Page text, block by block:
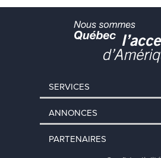
SERVICES
ANNONCES
PARTENAIRES